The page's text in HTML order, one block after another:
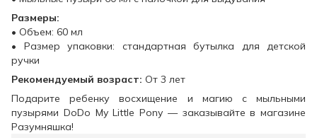
Размеры:
• Объем: 60 мл
• Размер упаковки: стандартная бутылка для детской
ручки
Рекомендуемый возраст: От 3 лет
Подарите ребенку восхищение и магию с мыльными
пузырями DoDo My Little Pony — заказывайте в магазине
Разумняшка!